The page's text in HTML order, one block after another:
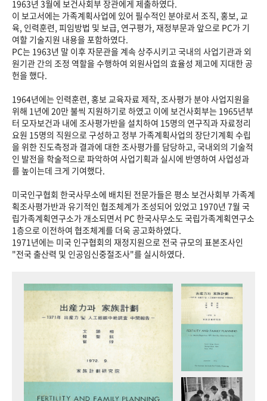
1963년 3월에 보건사회부 장관에게 제출하였다.
이 보고서에는 가족계획사업에 있어 필수적인 분야로서 조직, 홍보, 교
육, 인력훈련, 피임방법 및 보급, 연구평가, 재정부문과 앞으로 PC가 기
여할 기술지원 내용을 포함하였다.
PC는 1963년 말 이후 자문관을 계속 상주시키고 국내의 사업기관과 외
원기관 간의 조정 역할을 수행하여 외원사업의 효율성 제고에 지대한 공
헌을 했다.
1964년에는 인력훈련, 홍보 교육자료 제작, 조사평가 분야 사업지원을
위해 1년에 20만 불씩 지원하기로 하였고 이에 보건사회부는 1965년부
터 모자보건과 내에 조사평가반을 설치하여 15명의 연구직과 자료정리
요원 15명의 직원으로 구성하고 정부 가족계획사업의 장단기계획 수립
을 위한 진도측정과 결과에 대한 조사평가를 담당하고, 국내외의 기술적
인 발전을 학술적으로 파악하여 사업기획과 실시에 반영하여 사업성과
를 높이는데 크게 기여했다.
미국인구협회 한국사무소에 배치된 전문가들은 평소 보건사회부 가족계
획조사평가반과 유기적인 협조체계가 조성되어 있었고 1970년 7월 국
립가족계획연구소가 개소되면서 PC 한국사무소도 국립가족계획연구소
1층으로 이전하여 협조체계를 더욱 공고화하였다.
1971년에는 미국 인구협회의 재정지원으로 전국 규모의 표본조사인
"전국 출산력 및 인공임신중절조사"를 실시하였다.